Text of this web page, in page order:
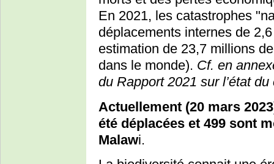
En 2021, les catastrophes
déplacements internes de
estimation de 23,7 millions
dans le monde). Cf. en
du Rapport 2021 sur l’état
Actuellement (20 mars
été déplacées et 499 sont
Malawi.